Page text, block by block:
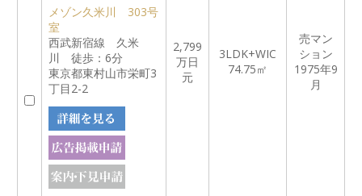
メゾン久米川 303号
室
西武新宿線 久米
川 徒歩：6分
東京都東村山市栄町3
丁目2-2
2,799
万日
元
3LDK+WIC
74.75㎡
売マン
ション
1975年9
月